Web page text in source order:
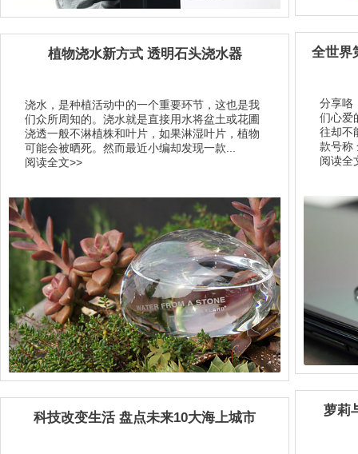
全世界
分享咯
们心爱
往却不
款号称
阅读全
植物浇水新方式 透明石头浇水器
浇水，是种植活动中的一个重要环节，这也是我
们众所周知的。浇水就是直接用水将盆土或花圃
浇透一般不淋植株和叶片，如果淋湿叶片，植物
可能会被晒死。然而最近小编却发现一款...
阅读全文>>
萝莉
科技改变生活 盘点未来10大海上城市